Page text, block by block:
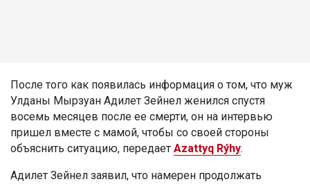
После того как появилась информация о том, что муж
Улданы Мырзуан Адилет Зейнел женился спустя
восемь месяцев после ее смерти, он на интервью
пришел вместе с мамой, чтобы со своей стороны
объяснить ситуацию, передает Azattyq Rýhy.
Адилет Зейнел заявил, что намерен продолжать